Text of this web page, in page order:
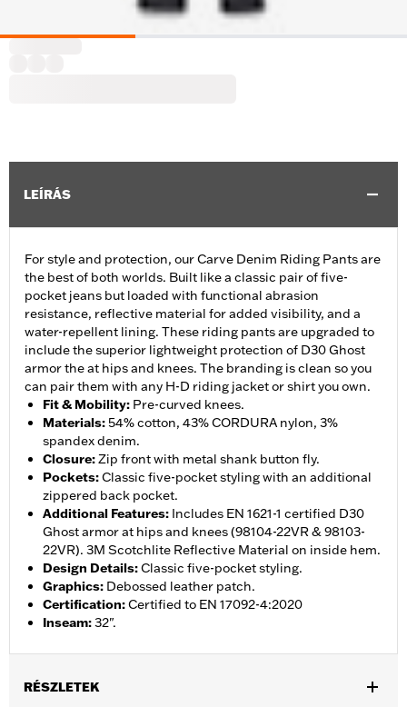
LEÍRÁS
For style and protection, our Carve Denim Riding Pants are
the best of both worlds. Built like a classic pair of five-
pocket jeans but loaded with functional abrasion
resistance, reflective material for added visibility, and a
water-repellent lining. These riding pants are upgraded to
include the superior lightweight protection of D30 Ghost
armor the at hips and knees. The branding is clean so you
can pair them with any H-D riding jacket or shirt you own.
Fit & Mobility: Pre-curved knees.
Materials:54% cotton, 43% CORDURA nylon, 3%
spandex denim.
Closure:Zip front with metal shank button fly.
Pockets:Classic five-pocket styling with an additional
zippered back pocket.
Additional Features: Includes EN 1621-1 certified D30
Ghost armor at hips and knees (98104-22VR & 98103-
22VR). 3M Scotchlite Reflective Material on inside hem.
Design Details:Classic five-pocket styling.
Graphics: Debossed leather patch.
Certification:Certified to EN 17092-4:2020
Inseam:32".
RÉSZLETEK